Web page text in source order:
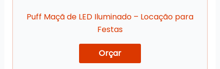
Puff Maçã de LED Iluminado – Locação para
Festas
Orçar